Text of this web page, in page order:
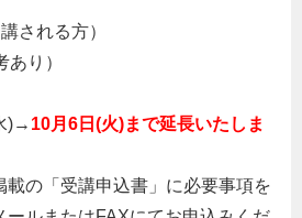
される方）
り）
)→ 10月6日(火)まで延長いたしま
載の「受講申込書」に必要事項を